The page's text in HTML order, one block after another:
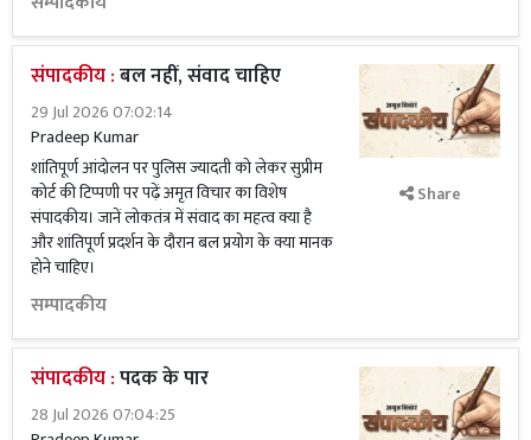
संपादकीय :बल नहीं, संवाद चाहिए
29 Jul 2026 07:02:14
Pradeep Kumar
शांतिपूर्ण आंदोलन पर पुलिस ज्यादती को लेकर सुप्रीम
कोर्ट की टिप्पणी पर पढ़ें अमृत विचार का विशेष
संपादकीय। जानें लोकतंत्र में संवाद का महत्व क्या है
और शांतिपूर्ण प्रदर्शन के दौरान बल प्रयोग के क्या मानक
होने चाहिए।
सम्पादकीय
Share
संपादकीय :पदक के पार
28 Jul 2026 07:04:25